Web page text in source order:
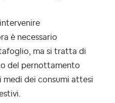
è necessario
ma si tratta di
del pernottamento
medi dei consumi attesi